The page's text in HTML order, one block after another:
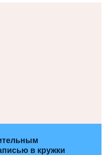
в кружки